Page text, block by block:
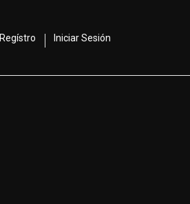
Regístro Iniciar Sesión